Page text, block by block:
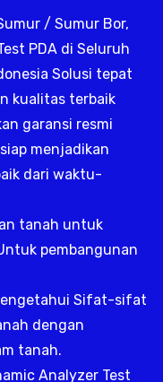
/ Sumur Bor,
PDA di Seluruh
Solusi tepat
kualitas terbaik
garansi resmi
menjadikan
dari waktu-
tanah untuk
pembangunan
Sifat-sifat
dengan
tanah.
Analyzer Test